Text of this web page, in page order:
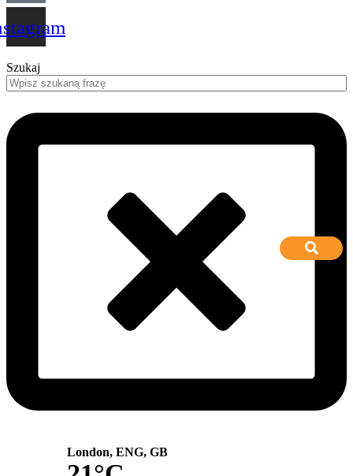
Szukaj
London, ENG, GB